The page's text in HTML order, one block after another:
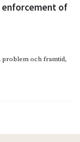
of
problem och framtid,